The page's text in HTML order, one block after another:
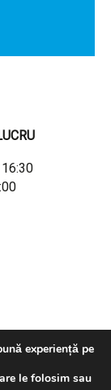
experiență pe
le folosim sau